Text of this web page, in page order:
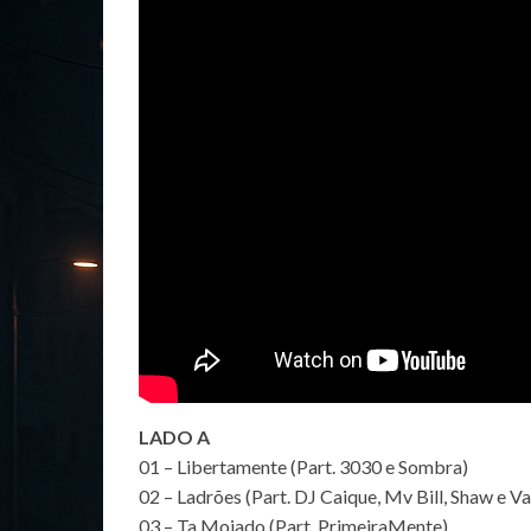
LADO A
01 – Libertamente (Part. 3030 e Sombra)
02 – Ladrões (Part. DJ Caique, Mv Bill, Shaw e
03 – Ta Moiado (Part. PrimeiraMente)